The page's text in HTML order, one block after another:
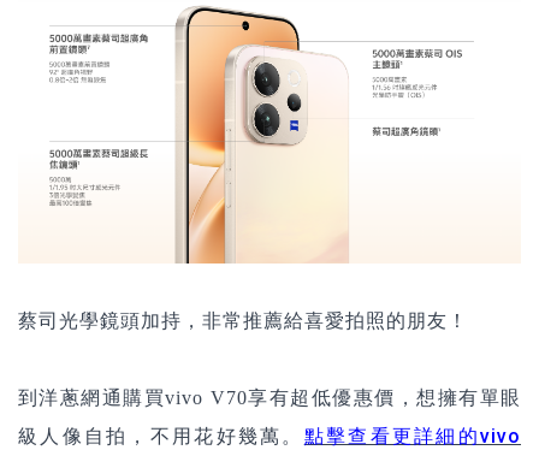
蔡司光學鏡頭加持，非常推薦給喜愛拍照的朋友！
到洋蔥網通購買vivo V70享有超低優惠價，想擁有單眼
級人像自拍，不用花好幾萬。 點擊查看更詳細的vivo